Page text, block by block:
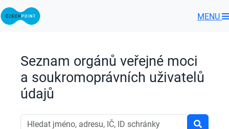
MENU
Seznam orgánů veřejné moci
a soukromoprávních uživatelů
údajů